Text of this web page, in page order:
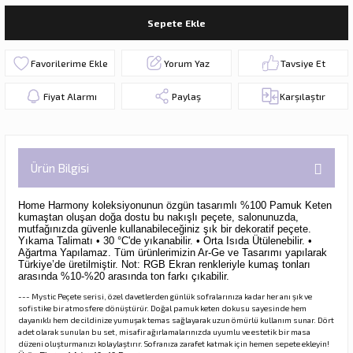
Sepete Ekle
Yorum Yaz Tavsiye Et
Fiyat Alarmı Paylaş Karşılaştır
Ürün Bilgisi
Home Harmony koleksiyonunun özgün tasarımlı %100 Pamuk Keten
kumaştan oluşan doğa dostu bu nakışlı peçete, salonunuzda,
mutfağınızda güvenle kullanabileceğiniz şık bir dekoratif peçete.
Yıkama Talimatı • 30 °C'de yıkanabilir. • Orta Isıda Ütülenebilir. •
Ağartma Yapılamaz. Tüm ürünlerimizin Ar-Ge ve Tasarımı yapılarak
Türkiye’de üretilmiştir. Not: RGB Ekran renkleriyle kumaş tonları
arasında %10-%20 arasında ton farkı çıkabilir.
--- Mystic Peçete serisi, özel davetlerden günlük sofralarınıza kadar her anı şık ve
sofistike bir atmosfere dönüştürür. Doğal pamuk keten dokusu sayesinde hem
dayanıklı hem de cildinize yumuşak temas sağlayarak uzun ömürlü kullanım sunar. Dört
adet olarak sunulan bu set, misafir ağırlamalarınızda uyumlu ve estetik bir masa
düzeni oluşturmanızı kolaylaştırır. Sofranıza zarafet katmak için hemen sepete ekleyin!